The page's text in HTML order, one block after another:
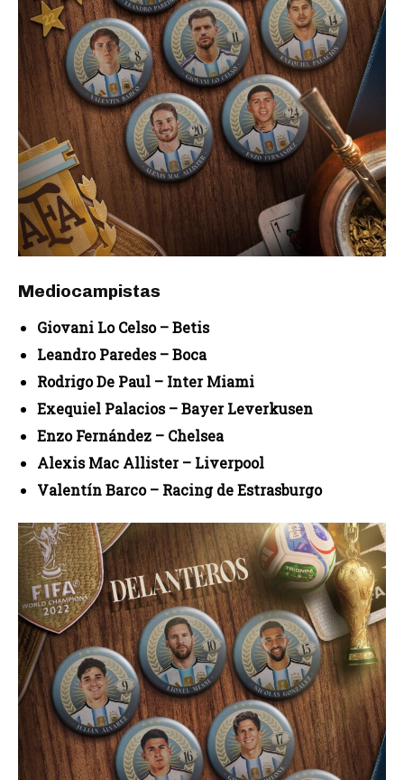
Mediocampistas
Giovani Lo Celso – Betis
Leandro Paredes – Boca
Rodrigo De Paul – Inter Miami
Exequiel Palacios – Bayer Leverkusen
Enzo Fernández – Chelsea
Alexis Mac Allister – Liverpool
Valentín Barco – Racing de Estrasburgo